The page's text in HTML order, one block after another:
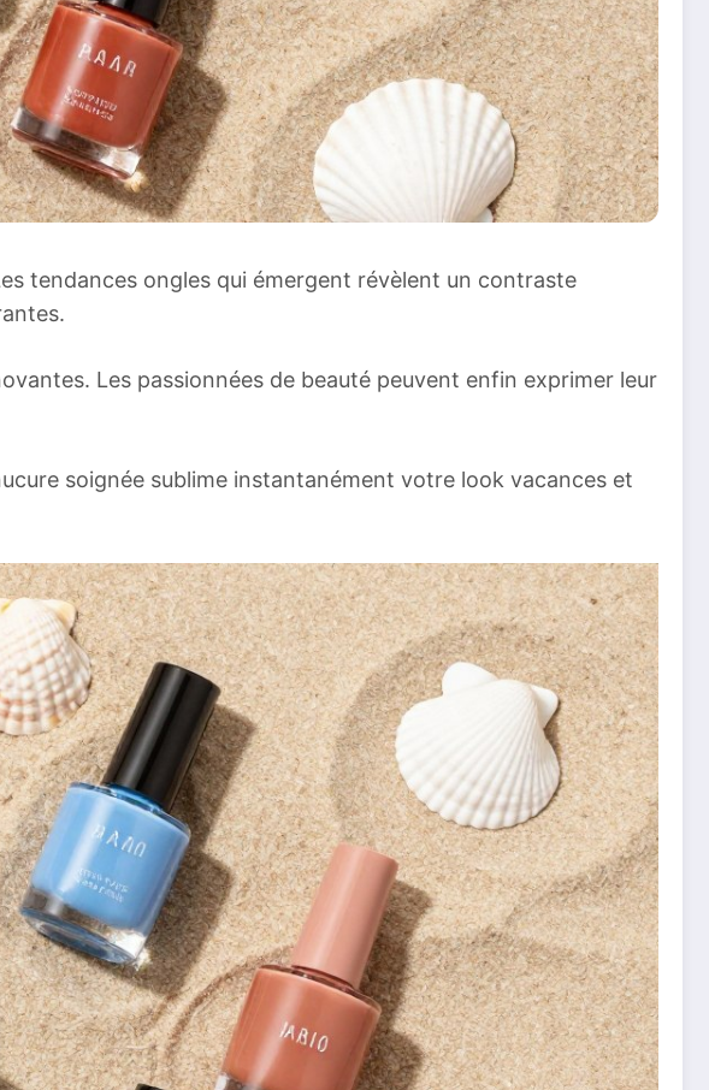
tendances ongles qui émergent révèlent un contraste
Les passionnées de beauté peuvent enfin exprimer leur
soignée sublime instantanément votre look vacances et